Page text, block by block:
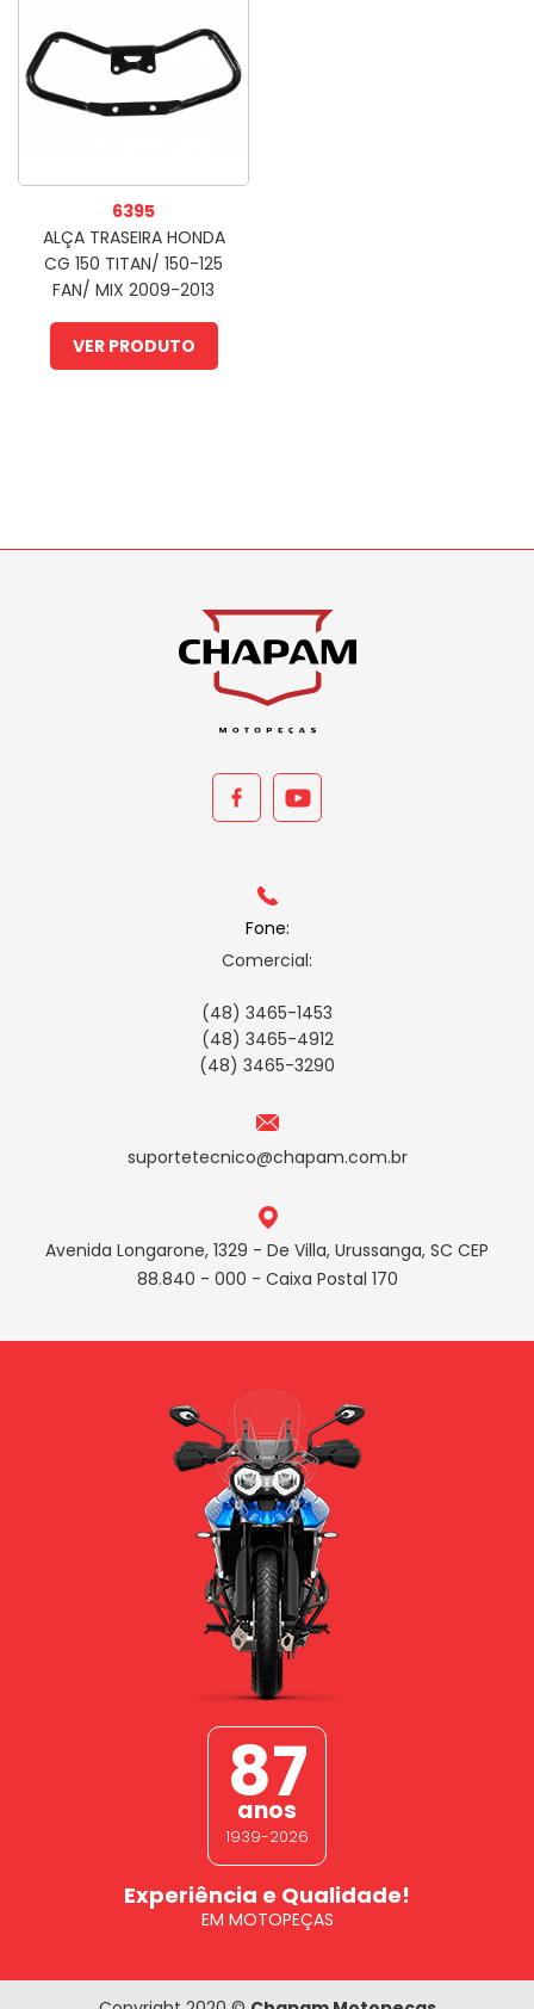
6395
ALÇA TRASEIRA HONDA
CG 150 TITAN/ 150-125
FAN/ MIX 2009-2013
(PLB)
VER PRODUTO
Fone:
Comercial:
(48) 3465-1453
(48) 3465-4912
(48) 3465-3290
suportetecnico@chapam.com.br
Avenida Longarone, 1329 - De Villa, Urussanga, SC CEP
88.840 - 000 - Caixa Postal 170
87
anos
1939-2026
Experiência e Qualidade!
EM MOTOPEÇAS